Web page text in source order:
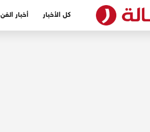
كل الأخبار أخبار الفن